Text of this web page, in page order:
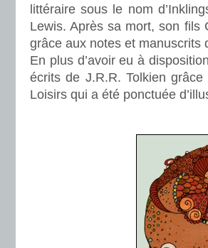
littéraire sous le nom
Lewis. Après sa mort, son fils
grâce aux notes et manuscrits
En plus d’avoir eu à
écrits de J.R.R. Tolkien
Loisirs qui a été ponctuée